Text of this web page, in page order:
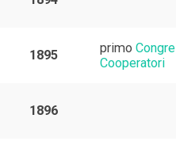
1895 primo
Cooperatori
1896